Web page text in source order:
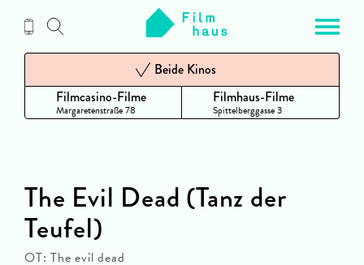
Inhalt
Filmcasino-Filme
Margaretenstraße 78
Beide Kinos
Filmhaus-Filme
Spittelberggasse 3
The Evil Dead (Tanz der
Teufel)
OT: The evil dead